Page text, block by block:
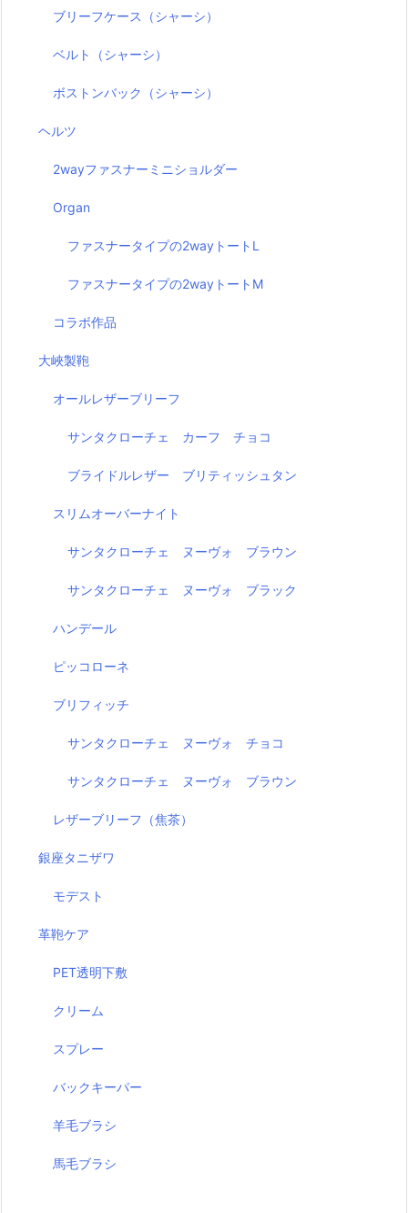
ブリーフケース（シャーシ）
ベルト（シャーシ）
ボストンバック（シャーシ）
ヘルツ
2wayファスナーミニショルダー
Organ
ファスナータイプの2wayトートL
ファスナータイプの2wayトートM
コラボ作品
大峽製鞄
オールレザーブリーフ
サンタクローチェ カーフ チョコ
ブライドルレザー ブリティッシュタン
スリムオーバーナイト
サンタクローチェ ヌーヴォ ブラウン
サンタクローチェ ヌーヴォ ブラック
ハンデール
ピッコローネ
ブリフィッチ
サンタクローチェ ヌーヴォ チョコ
サンタクローチェ ヌーヴォ ブラウン
レザーブリーフ（焦茶）
銀座タニザワ
モデスト
革鞄ケア
PET透明下敷
クリーム
スプレー
バックキーパー
羊毛ブラシ
馬毛ブラシ